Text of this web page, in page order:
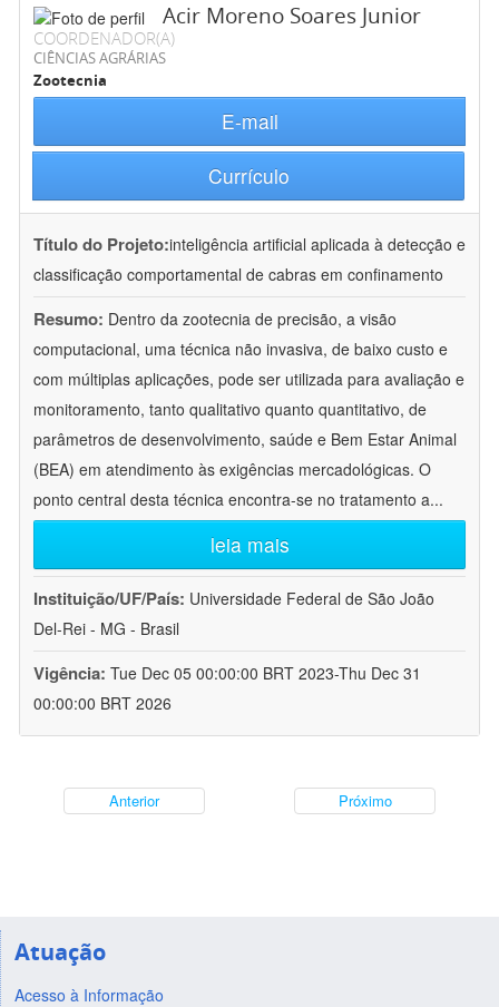
Acir Moreno Soares Junior
COORDENADOR(A)
CIÊNCIAS AGRÁRIAS
Zootecnia
E-mail
Currículo
Título do Projeto:inteligência artificial aplicada à detecção e
classificação comportamental de cabras em confinamento
Resumo: Dentro da zootecnia de precisão, a visão
computacional, uma técnica não invasiva, de baixo custo e
com múltiplas aplicações, pode ser utilizada para avaliação e
monitoramento, tanto qualitativo quanto quantitativo, de
parâmetros de desenvolvimento, saúde e Bem Estar Animal
(BEA) em atendimento às exigências mercadológicas. O
ponto central desta técnica encontra-se no tratamento a...
leia mais
Instituição/UF/País: Universidade Federal de São João
Del-Rei - MG - Brasil
Vigência: Tue Dec 05 00:00:00 BRT 2023-Thu Dec 31
00:00:00 BRT 2026
Anterior Próximo
Atuação
Acesso à Informação